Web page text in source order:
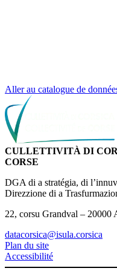
Aller au catalogue de
CULLETTIVITÀ DI
CORSE
DGA di a stratégia, di
Direzzione di a
22, corsu Grandval – 20000
datacorsica@isula.corsica
Plan du site
Accessibilité